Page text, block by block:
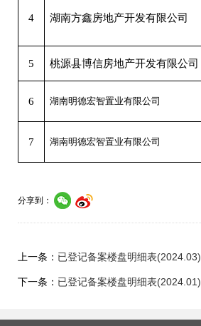
4 湖南方鑫房地产开发有限公司
5 桃源县博信房地产开发有限公司
6 湖南明德宏智置业有限公司
7 湖南明德宏智置业有限公司
分享到：
上一条： 已登记备案楼盘明细表(2024.03)
下一条： 已登记备案楼盘明细表(2024.01)